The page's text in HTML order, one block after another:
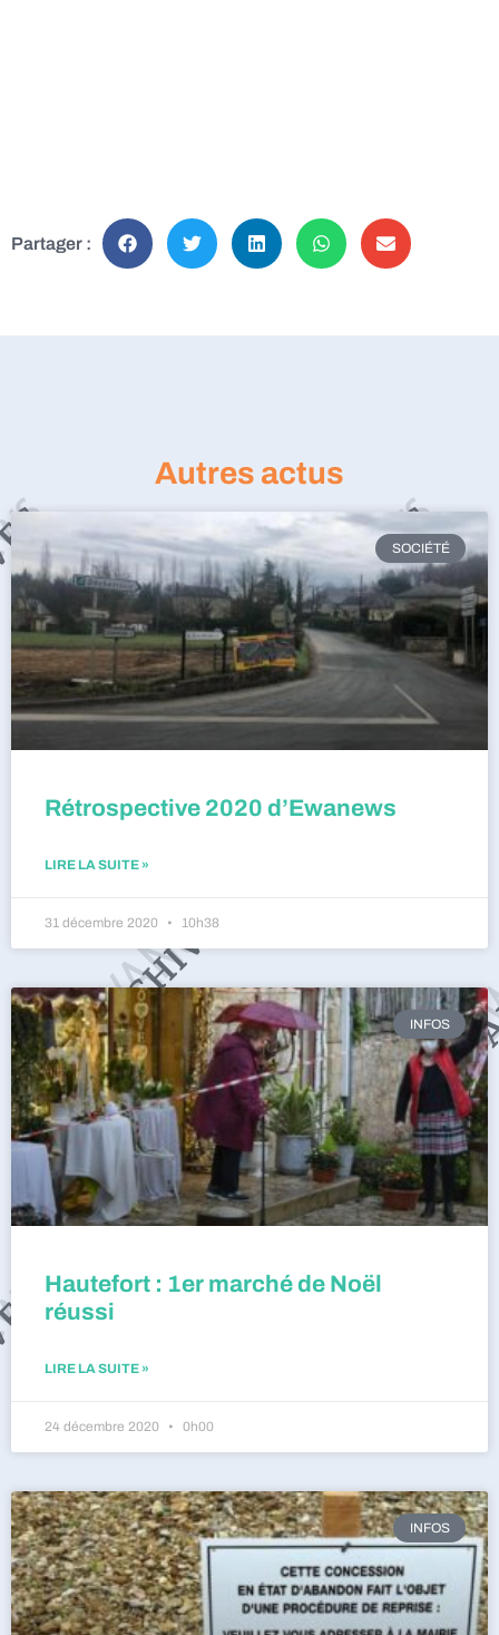
Partager :
Autres actus
SOCIÉTÉ
Rétrospective 2020 d’Ewanews
LIRE LA SUITE »
31 décembre 2020 10h38
INFOS
Hautefort : 1er marché de Noël
réussi
LIRE LA SUITE »
24 décembre 2020 0h00
INFOS